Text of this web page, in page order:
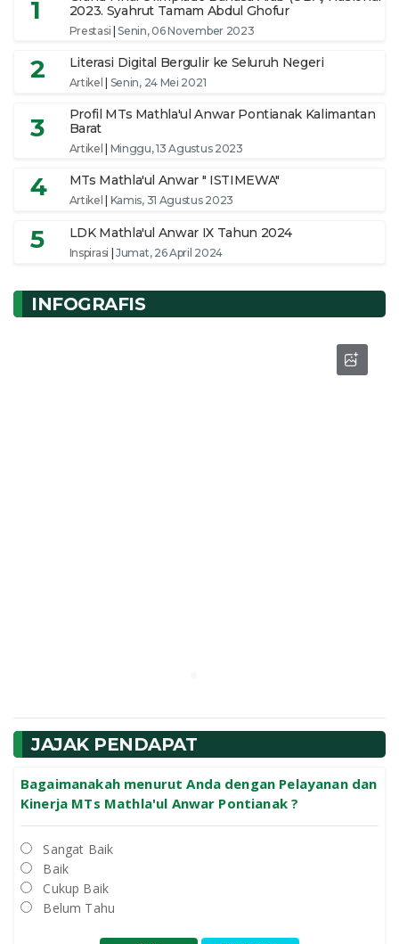
1
2023. Syahrut Tamam Abdul Ghofur
Prestasi |Senin, 06 November 2023
2 Literasi Digital Bergulir ke Seluruh Negeri
Artikel Senin, 24 Mei 2021
3
Profil MTs Mathla'ul Anwar Pontianak Kalimantan
Barat
Artikel Minggu, 13 Agustus 2023
4 MTs Mathla'ul Anwar " ISTIMEWA"
Artikel Kamis, 31 Agustus 2023
5 LDK Mathla'ul Anwar IX Tahun 2024
Inspirasi |Jumat, 26 April 2024
INFOGRAFIS
JAJAK PENDAPAT
Bagaimanakah menurut Anda dengan Pelayanan dan
Kinerja MTs Mathla'ul Anwar Pontianak ?
Sangat Baik
Baik
Cukup Baik
Belum Tahu